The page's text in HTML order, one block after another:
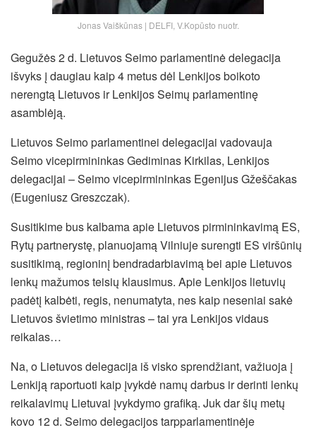
Jonas Vaiškūnas | DELFI, V.Kopūsto nuotr.
Gegužės 2 d. Lietuvos Seimo parlamentinė delegacija
išvyks į daugiau kaip 4 metus dėl Lenkijos boikoto
nerengtą Lietuvos ir Lenkijos Seimų parlamentinę
asamblėją.
Lietuvos Seimo parlamentinei delegacijai vadovauja
Seimo vicepirmininkas Gediminas Kirkilas, Lenkijos
delegacijai – Seimo vicepirmininkas Egenijus Gžeščakas
(Eugeniusz Greszczak).
Susitikime bus kalbama apie Lietuvos pirmininkavimą ES,
Rytų partnerystę, planuojamą Vilniuje surengti ES viršūnių
susitikimą, regioninį bendradarbiavimą bei apie Lietuvos
lenkų mažumos teisių klausimus. Apie Lenkijos lietuvių
padėtį kalbėti, regis, nenumatyta, nes kaip neseniai sakė
Lietuvos švietimo ministras – tai yra Lenkijos vidaus
reikalas…
Na, o Lietuvos delegacija iš visko sprendžiant, važiuoja į
Lenkiją raportuoti kaip įvykdė namų darbus ir derinti lenkų
reikalavimų Lietuvai įvykdymo grafiką. Juk dar šių metų
kovo 12 d. Seimo delegacijos tarpparlamentinėje